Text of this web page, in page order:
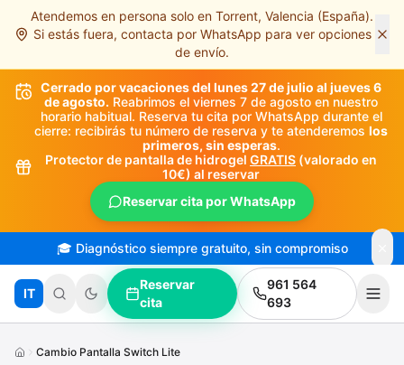
Saltar al contenido principal
Atendemos en persona solo en Torrent, Valencia (España).
Si estás fuera, contacta por WhatsApp para ver opciones
de envío.
Cerrado por vacaciones del lunes 27 de julio al jueves 6
de agosto. Reabrimos el viernes 7 de agosto en nuestro
horario habitual. Reserva tu cita por WhatsApp durante el
cierre: recibirás tu número de reserva y te atenderemos los
primeros, sin esperas.
Protector de pantalla de hidrogel GRATIS (valorado en
10€) al reservar
Reservar cita por WhatsApp
🎓 Diagnóstico siempre gratuito, sin compromiso
IT
Reservar
cita
961 564
693
Cambio Pantalla Switch Lite